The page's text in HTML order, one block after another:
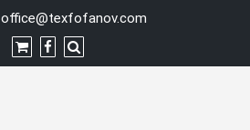
office@texfofanov.com